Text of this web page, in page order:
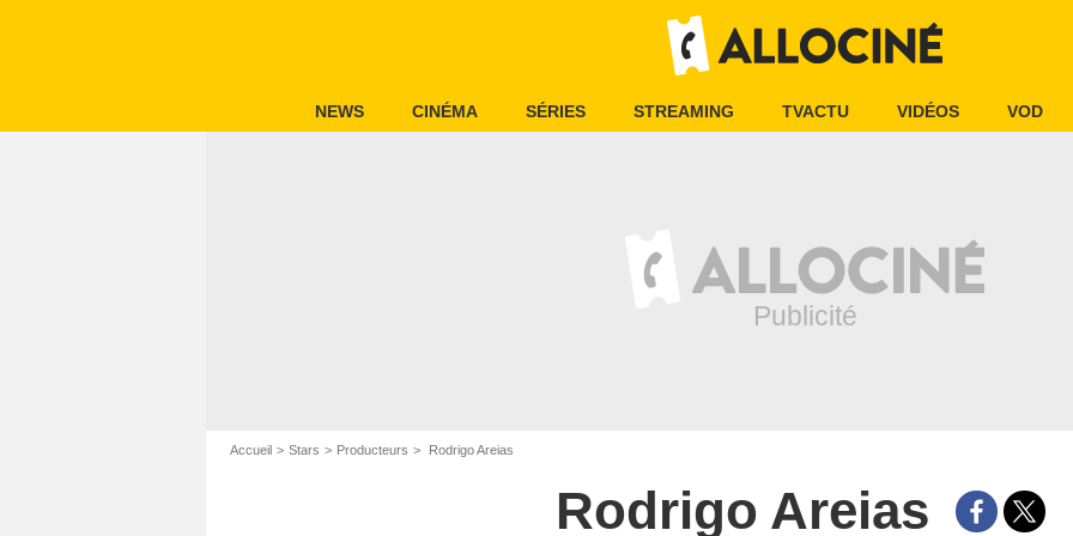
NEWS CINÉMA SÉRIES STREAMING TVACTU VIDÉOS VOD
Accueil Stars Producteurs Rodrigo Areias
Rodrigo Areias